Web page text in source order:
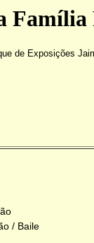
Família
de Exposições
/ Baile